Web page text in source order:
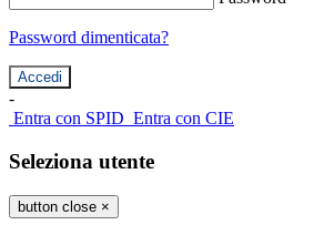
Password dimenticata?
-
Entra con SPID Entra con CIE
Seleziona utente
button close ×